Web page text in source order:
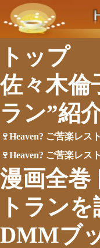
トップ
佐々木倫
ラン”紹
🍷Heaven? ご苦楽レス
🍷Heaven? ご苦楽レス
漫画全巻
トラン
DMMブ